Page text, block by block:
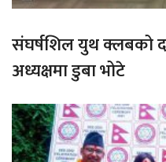
संघर्षशिल युथ क्लबको
अध्यक्षमा डुबा भोटे